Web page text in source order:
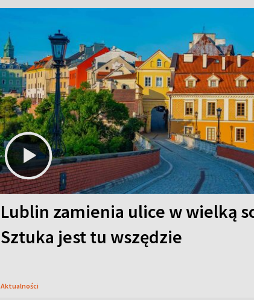
Lublin zamienia ulice w wielką
Sztuka jest tu wszędzie
Aktualności